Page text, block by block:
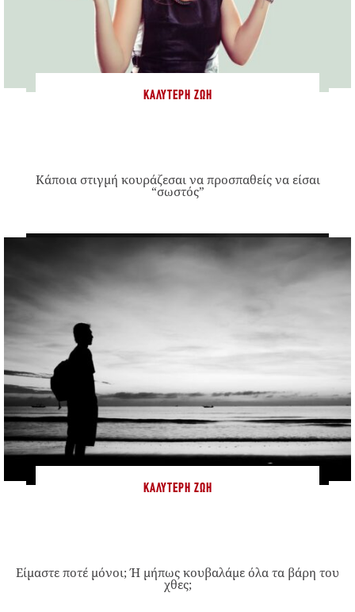
ΚΑΛΎΤΕΡΗ ΖΩΉ
Κάποια στιγμή κουράζεσαι να προσπαθείς να είσαι
“σωστός”
ΚΑΛΎΤΕΡΗ ΖΩΉ
Είμαστε ποτέ μόνοι; Ή μήπως κουβαλάμε όλα τα βάρη του
χθες;